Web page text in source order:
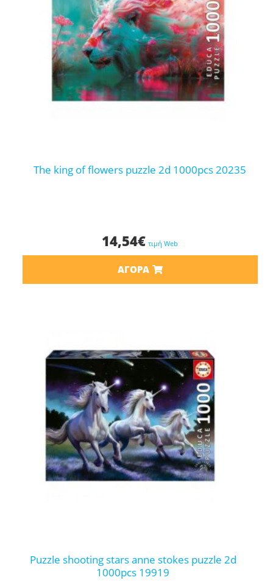
the king of flowers puzzle 2d 1000pcs 20235
14,54€ τιμή Web
ΑΓΟΡΆ
puzzle shooting stars anne stokes puzzle 2d
1000pcs 19919